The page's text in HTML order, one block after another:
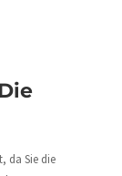
da Sie die